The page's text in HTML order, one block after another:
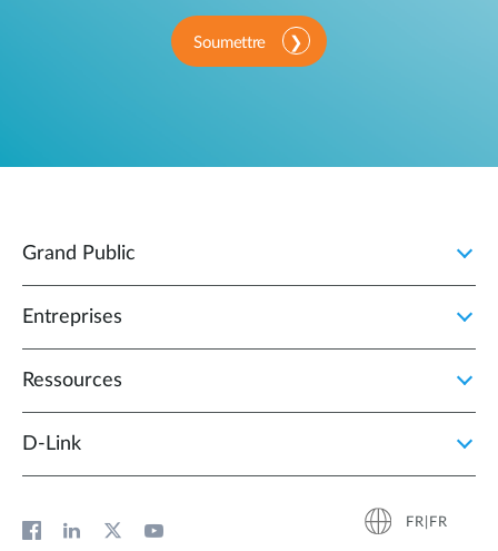
Soumettre
Grand Public
Entreprises
Ressources
D‑Link
FR|FR